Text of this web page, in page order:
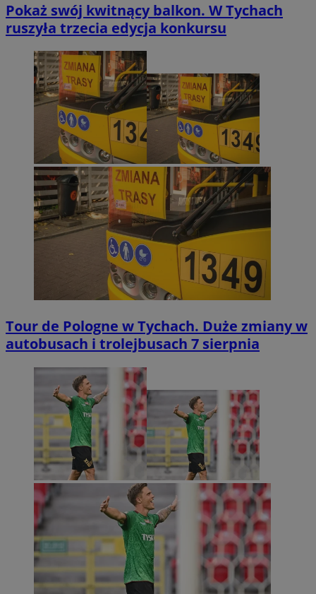
Pokaż swój kwitnący balkon. W Tychach
ruszyła trzecia edycja konkursu
Tour de Pologne w Tychach. Duże zmiany w
autobusach i trolejbusach 7 sierpnia